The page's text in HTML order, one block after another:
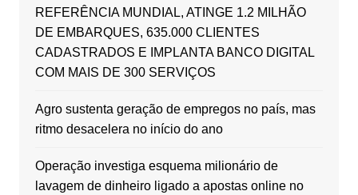
REFERÊNCIA MUNDIAL, ATINGE 1.2 MILHÃO
DE EMBARQUES, 635.000 CLIENTES
CADASTRADOS E IMPLANTA BANCO DIGITAL
COM MAIS DE 300 SERVIÇOS
Agro sustenta geração de empregos no país, mas
ritmo desacelera no início do ano
Operação investiga esquema milionário de
lavagem de dinheiro ligado a apostas online no